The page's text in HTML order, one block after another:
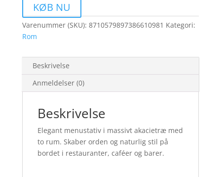
KØB NU
Varenummer (SKU): 8710579897386610981 Kategori:
Rom
Beskrivelse
Anmeldelser (0)
Beskrivelse
Elegant menustativ i massivt akacietræ med
to rum. Skaber orden og naturlig stil på
bordet i restauranter, caféer og barer.